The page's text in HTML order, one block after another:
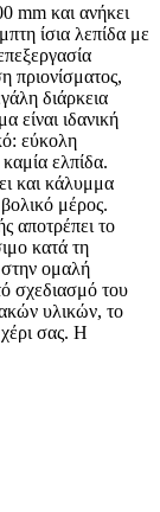
mm και ανήκει
ίσια λεπίδα με
πριονίσματος,
διάρκεια
είναι ιδανική
εύκολη
ελπίδα.
και κάλυμμα
μέρος.
αποτρέπει το
κατά τη
στην ομαλή
σχεδιασμό του
υλικών, το
σας. Η